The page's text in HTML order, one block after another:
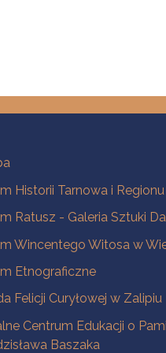
Historii Tarnowa i Regionu
Ratusz - Galeria Sztuki
Wincentego Witosa w
Etnograficzne
Felicji Curyłowej w Zalipiu
Centrum Edukacji o
Baszaka